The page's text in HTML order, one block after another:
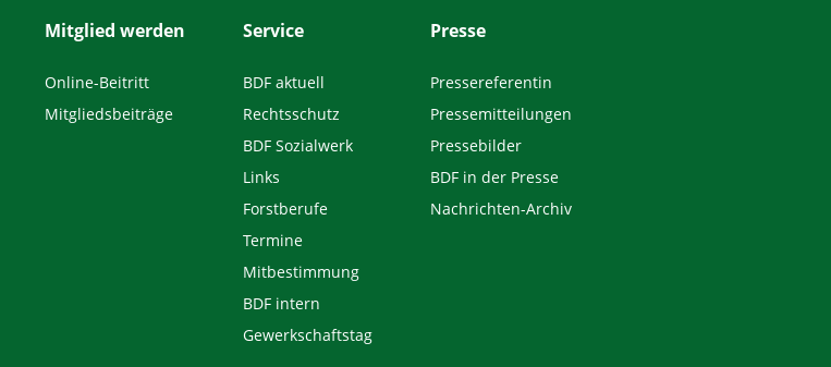
Mitglied werden
Online-Beitritt
Mitgliedsbeiträge
Service
BDF aktuell
Rechtsschutz
BDF Sozialwerk
Links
Forstberufe
Termine
Mitbestimmung
BDF intern
Gewerkschaftstag
Presse
Pressereferentin
Pressemitteilungen
Pressebilder
BDF in der Presse
Nachrichten-Archiv